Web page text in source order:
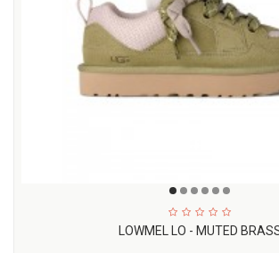
LOWMEL LO - MUTED